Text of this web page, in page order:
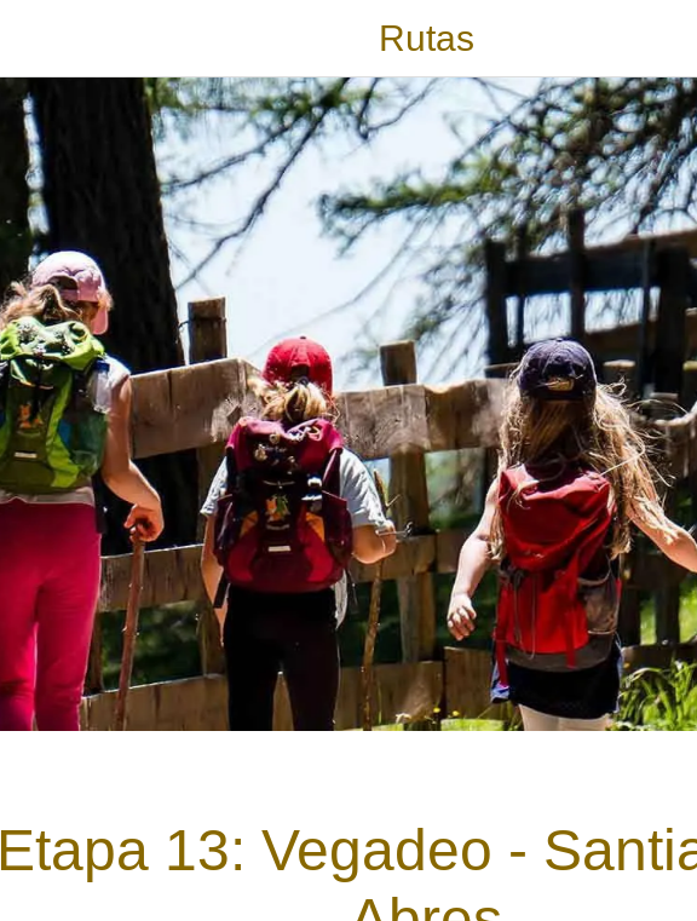
Rutas
Etapa 13: Vegadeo -